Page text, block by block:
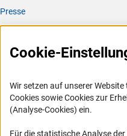
Presse
FAQ
Karriere
RSS-Feeds
Compliance
Cookie-
Wir setzen auf unserer
Cookies sowie Cookies zur
(Analyse-Cookies) ein.
Für die statistische Analyse